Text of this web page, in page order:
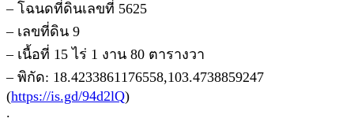
– โฉนดที่ดินเลขที่ 5625
– เลขที่ดิน 9
– เนื้อที่ 15 ไร่ 1 งาน 80 ตารางวา
– พิกัด: 18.4233861176558,103.4738859247
(https://is.gd/94d2lQ)
.